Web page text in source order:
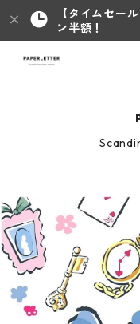
【タイムセー
ン半額！